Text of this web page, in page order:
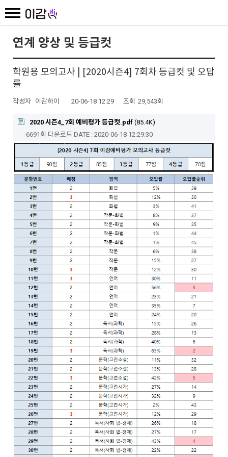
연계 양상 및 등급컷
학원용 모의고사 | [2020시즌4] 7회차 등급컷 및 오답
률
작성자 이감하이 20-06-18 12:29 조회 29,543회
2020 시즌4_7회 예비평가 등급컷.pdf (85.4K)
6691회 다운로드 DATE : 2020-06-18 12:29:30